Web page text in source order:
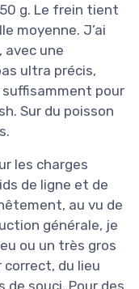
g. Le frein tient
moyenne. J’ai
avec une
ultra précis,
pour
Sur du poisson
les charges
de ligne et de
au vu de
générale, je
ou un très gros
correct, du lieu
de souci. Pour des